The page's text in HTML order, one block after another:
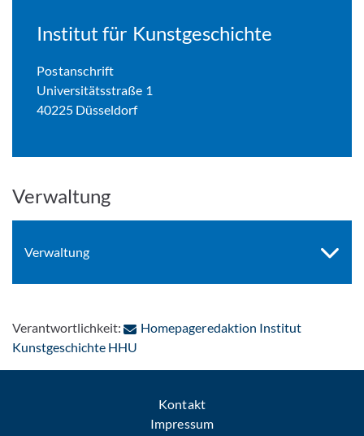
Institut für Kunstgeschichte
Postanschrift
Universitätsstraße 1
40225 Düsseldorf
Verwaltung
Verwaltung
Verantwortlichkeit:
Homepageredaktion Institut
Kunstgeschichte HHU
Kontakt
Impressum